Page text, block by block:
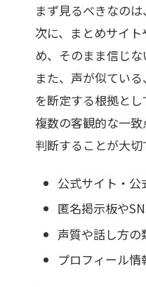
まず見るべきなの
次に、まとめサイ
め、そのまま信じな
また、声が似てい
を断定する根拠とし
複数の客観的な一
判断することが大切
公式サイト・公
匿名掲示板や
声質や話し方の
プロフィール